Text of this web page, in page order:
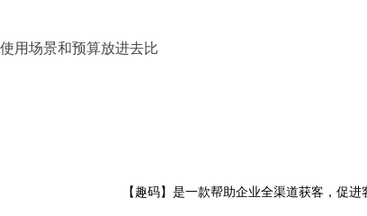
用场景和预算放进去比
【趣码】是一款帮助企业全渠道获客，促